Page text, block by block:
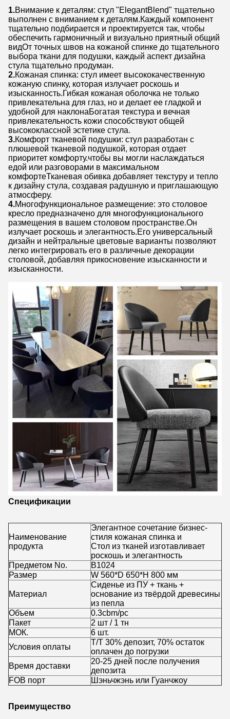
1.Внимание к деталям: стул "ElegantBlend" тщательно
выполнен с вниманием к деталям.Каждый компонент
тщательно подбирается и проектируется так, чтобы
обеспечить гармоничный и визуально приятный общий
видОт точных швов на кожаной спинке до тщательного
выбора ткани для подушки, каждый аспект дизайна
стула тщательно продуман.
2.Кожаная спинка: стул имеет высококачественную
кожаную спинку, которая излучает роскошь и
изысканность.Гибкая кожаная оболочка не только
привлекательна для глаз, но и делает ее гладкой и
удобной для наклонаБогатая текстура и вечная
привлекательность кожи способствуют общей
высококлассной эстетике стула.
3.Комфорт тканевой подушки: стул разработан с
плюшевой тканевой подушкой, которая отдает
приоритет комфорту.чтобы вы могли наслаждаться
едой или разговорами в максимальном
комфортеТканевая обивка добавляет текстуру и тепло
к дизайну стула, создавая радушную и приглашающую
атмосферу.
4.Многофункциональное размещение: это столовое
кресло предназначено для многофункционального
размещения в вашем столовом пространстве.Он
излучает роскошь и элегантность.Его универсальный
дизайн и нейтральные цветовые варианты позволяют
легко интегрировать его в различные декорации
столовой, добавляя прикосновение изысканности и
изысканности.
Спецификации
Наименование
продукта
Элегантное сочетание бизнес-
стиля кожаная спинка и
Стол из тканей изготавливает
роскошь и элегантность
Предметом No.
B1024
Размер
W 560*D 650*H 800 мм
Материал
Сиденье из ПУ + ткань +
основание из твёрдой древесины
из пепла
Объем
0.3cbm/pc
Пакет
2 шт / 1 тн
МОК.
6 шт.
Условия оплаты
Т/Т 30% депозит, 70% остаток
оплачен до погрузки
Время доставки
20-25 дней после получения
депозита
FOB порт
Шэньчжэнь или Гуанчжоу
Преимущество